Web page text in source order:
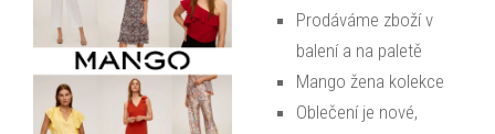
Prodáváme zboží v
balení a na paletě
Mango žena kolekce
Oblečení je nové,